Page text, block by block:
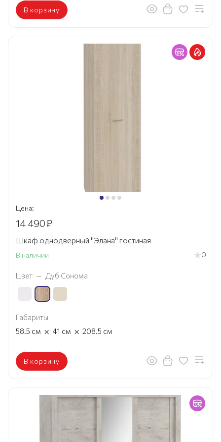
В корзину
Цена:
14 490₽
Шкаф однодверный "Элана" гостиная
В наличии 0
Цвет — Дуб Сонома
Габариты
58.5 см × 41 см × 208.5 см
В корзину